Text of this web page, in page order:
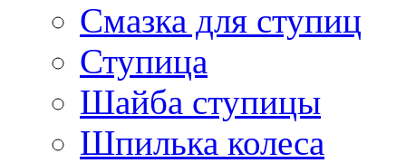
Смазка для ступиц
Ступица
Шайба ступицы
Шпилька колеса